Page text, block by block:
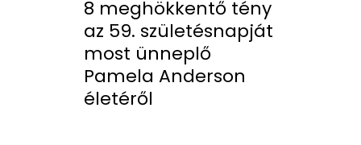
8 meghökkentő tény
az 59. születésnapját
most ünneplő
Pamela Anderson
életéről